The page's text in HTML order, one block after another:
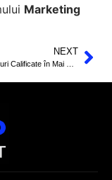
Marketing
NEXT